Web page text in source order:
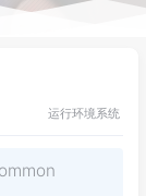
运行环境系统